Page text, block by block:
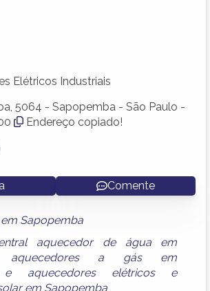
Elétricos Industriais
5064 - Sapopemba - São Paulo -
Endereço copiado!
Comente
Sapopemba
aquecedor de água em
aquecedores a gás em
aquecedores elétricos e
em Sapopemba